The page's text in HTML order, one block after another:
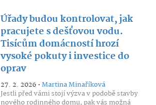
Úřady budou kontrolovat, jak
pracujete s dešťovou vodu.
Tisícům domácností hrozí
vysoké pokuty i investice do
oprav
27. 2. 2026 •Martina Minaříková
Jestli před vámi stojí výzva v podobě stavby
nového rodinného domu, pak vás možná